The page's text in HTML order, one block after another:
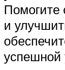
Помогите
и
успешной